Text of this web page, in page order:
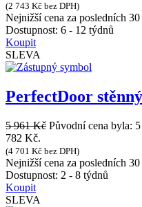
(2 743 Kč bez DPH)
Nejnižší cena za posledních
Dostupnost: 6 - 12 týdnů
Koupit
SLEVA
PerfectDoor
5 961Kč Původní cena byla:
782 Kč.
(4 701 Kč bez DPH)
Nejnižší cena za posledních
Dostupnost: 2 - 8 týdnů
Koupit
SLEVA